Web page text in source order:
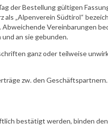
der Bestellung gültigen
„Alpenverein Südtirol“
Vereinbarungen
an sie gebunden.
ganz oder teilweise
zw. den Geschäftspartnern.
bestätigt werden, binden